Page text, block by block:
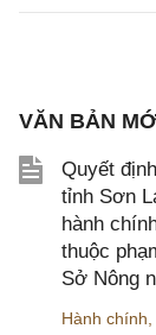
VĂN BẢN
Quyết
tỉnh Sơn
hành
thuộc
Sở Nông
Hành chính